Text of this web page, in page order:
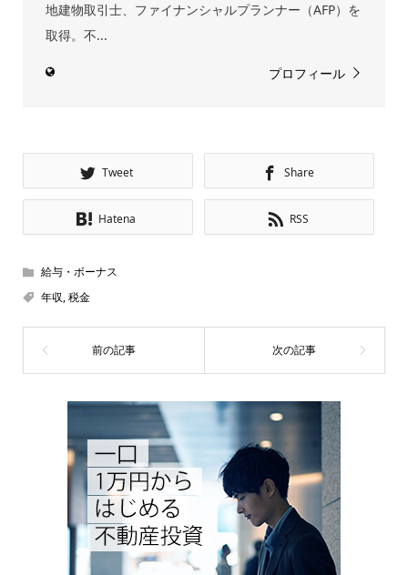
地建物取引士、ファイナンシャルプランナー（AFP）を
取得。不...
プロフィール
Tweet Share
Hatena RSS
給与・ボーナス
年収,税金